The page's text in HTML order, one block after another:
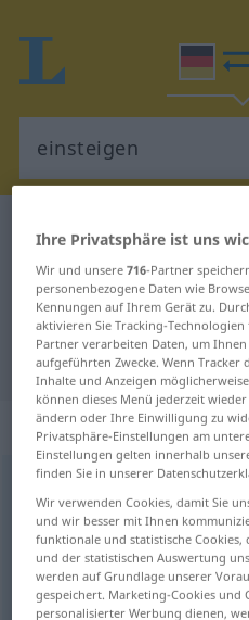
Deutsch-Polnisch
Deutsch-
"einsteigen"
"einsteigen"
„einsteigen“:
einsteigen v/i <irr;sn>
Übersicht aller
(Für mehr Details die
wsiadać, włazić,
Ihre Privatsphäre ist uns
Wir und unsere716-Partner
personenbezogene Daten wie
Kennungen auf Ihrem Gerät zu.
aktivieren Sie Tracking-
Partner verarbeiten Daten, um
aufgeführten Zwecke. Wenn Tracker
Inhalte und Anzeigen
können dieses Menü jederzeit
ändern oder Ihre Einwilligung zu
Privatsphäre-Einstellungen am
Einstellungen gelten innerhalb
finden Sie in unserer
Wir verwenden Cookies, damit Sie
und wir besser mit Ihnen
funktionale und statistische
und der statistischen Auswertung
werden auf Grundlage unserer
gespeichert. Marketing-Cookies und
personalisierter Werbung dienen,